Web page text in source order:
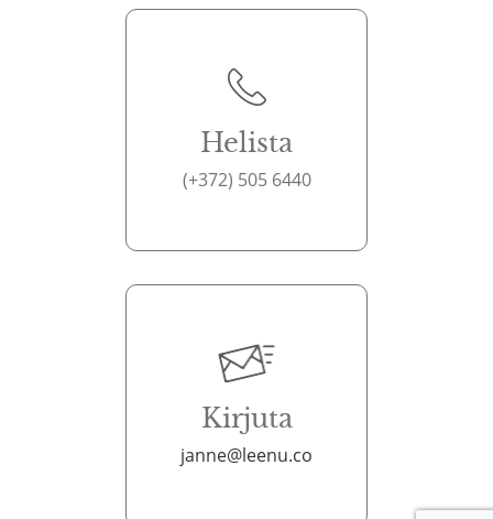
Helista
(+372) 505 6440
Kirjuta
janne@leenu.co